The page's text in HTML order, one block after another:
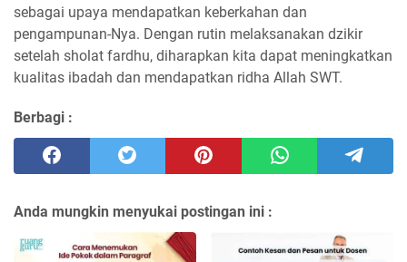
sebagai upaya mendapatkan keberkahan dan
pengampunan-Nya. Dengan rutin melaksanakan dzikir
setelah sholat fardhu, diharapkan kita dapat meningkatkan
kualitas ibadah dan mendapatkan ridha Allah SWT.
Berbagi :
Anda mungkin menyukai postingan ini :